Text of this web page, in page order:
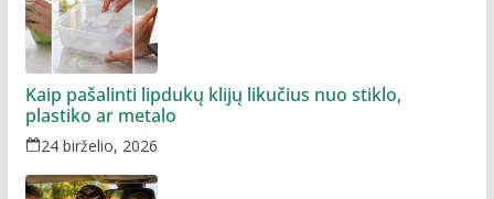
Kaip pašalinti lipdukų klijų likučius nuo stiklo,
plastiko ar metalo
24 birželio, 2026